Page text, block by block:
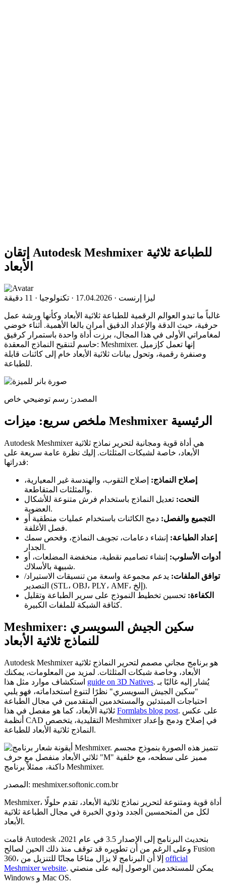
إتقان Autodesk Meshmixer للطباعة ثلاثية
الأبعاد
ليزا إرنست ·
17.04.2026
· تكنولوجيا · 11 دقيقة
غالباً ما تبدو العوالم الرقمية للطباعة ثلاثية الأبعاد وكأنها ورشة عمل
حرفية، حيث الدقة والإعداد الدقيق أمران بالغا الأهمية. أثناء خوضي
لمغامراتي الأولى في هذا المجال، برزت أداة واحدة باستمرار كرفيق
حاسم لتنقيح النماذج المعقدة: Meshmixer. إنها تعمل كإزميل
وصنفرة رقمية، وتحول بيانات ثلاثية الأبعاد خام إلى كائنات قابلة
للطباعة.
المصدر: رسم توضيحي خاص
ملخص سريع: ميزات Meshmixer الرئيسية
Autodesk Meshmixer هي أداة قوية ومجانية لتحرير نماذج ثلاثية
الأبعاد، خاصة لشبكات المثلثات. إليك نظرة عامة سريعة على
قدراتها:
إصلاح النماذج: إصلاح الثقوب، والهندسة غير المعيارية،
والمثلثات المتقاطعة.
النحت: تعديل النماذج باستخدام فرش متنوعة للأشكال
العضوية.
التجميع والفصل: دمج الكائنات باستخدام عمليات منطقية أو
فصل الأغلفة.
إعداد الطباعة: إنشاء دعامات، تجويف النماذج، وفحص سمك
الجدار.
أدوات الأسلوب: إنشاء تصاميم نقطية، منخفضة المضلعات، أو
شبيهة بالأسلاك.
توافق الملفات: يدعم مجموعة واسعة من تنسيقات الاستيراد/
التصدير (STL، OBJ، PLY، AMF، إلخ).
الكفاءة: تحسين تخطيط النموذج على سرير الطباعة وتقليل
كثافة الشبكة للملفات الكبيرة.
Meshmixer: سكين الجيش السويسري
للنماذج ثلاثية الأبعاد
Autodesk Meshmixer هو برنامج مجاني مصمم لتحرير النماذج ثلاثية
الأبعاد، وخاصة شبكات المثلثات. لمزيد من المعلومات، يمكنك
guide on 3D Natives. يُشار إليه غالبًا بـ
"سكين الجيش السويسري" نظرًا لتنوع استخداماته، فهو يلبي
احتياجات المبتدئين والمستخدمين المتقدمين في مجال الطباعة
Formlabs blog post. على عكس
أنظمة CAD التقليدية، يتخصص Meshmixer في إصلاح ودمج وإعداد
النماذج ثلاثية الأبعاد للطباعة.
المصدر: meshmixer.softonic.com.br
Meshmixer، أداة قوية ومتنوعة لتحرير نماذج ثلاثية الأبعاد، تقدم حلولًا
لكل من المتحمسين الجدد وذوي الخبرة في مجال الطباعة ثلاثية
الأبعاد.
قامت Autodesk بتحديث البرنامج إلى الإصدار 3.5 في عام 2021،
وعلى الرغم من أن تطويره قد توقف منذ ذلك الحين لصالح Fusion
official
Meshmixer website. يمكن للمستخدمين الوصول إليه على منصتي
Windows و Mac OS.